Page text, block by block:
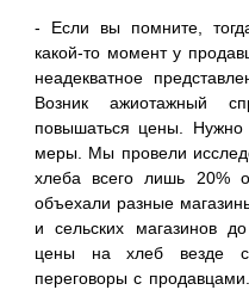
- Если вы помните,
какой-то момент у
неадекватное
Возник ажиотажный
повышаться цены.
меры. Мы провели
хлеба всего лишь 20%
объехали разные
и сельских магазинов
цены на хлеб везде
переговоры с